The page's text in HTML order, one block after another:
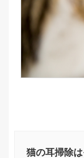
猫の耳掃除